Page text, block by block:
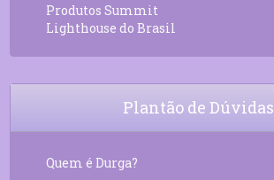
Produtos Summit
Lighthouse do Brasil
Plantão de Dúvidas
Quem é Durga?